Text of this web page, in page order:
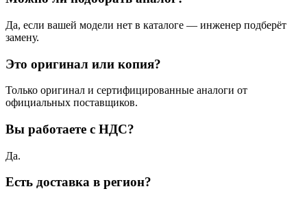
Да, если вашей модели нет в каталоге — инженер подберёт
замену.
Это оригинал или копия?
Только оригинал и сертифицированные аналоги от
официальных поставщиков.
Вы работаете с НДС?
Да.
Есть доставка в регион?